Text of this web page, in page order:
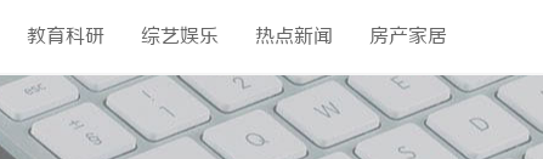
教育科研 综艺娱乐 热点新闻 房产家居